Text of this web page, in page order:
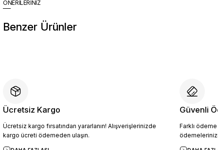
ÖNERİLERİNİZ
Benzer Ürünler
4.904,10 TL
5.449,00 TL
Sepete Ekle
Ücretsiz Kargo
Ücretsiz kargo fırsatından yararlanın! Alışverişlerinizde
kargo ücreti ödemeden ulaşın.
Güvenli
Farklı